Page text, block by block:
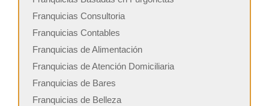
Franquicias Consultoria
Franquicias Contables
Franquicias de Alimentación
Franquicias de Atención Domiciliaria
Franquicias de Bares
Franquicias de Belleza